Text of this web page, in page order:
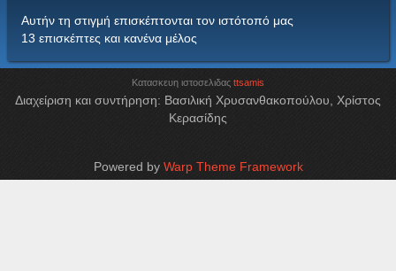
Αυτήν τη στιγμή επισκέπτονται τον ιστότοπό μας
13 επισκέπτες και κανένα μέλος
Κατασκευη ιστοσελιδας ttsamis
Διαχείριση και συντήρηση: Βασιλική Χρυσανθακοπούλου, Χρίστος
Κερασίδης
Powered by Warp Theme Framework